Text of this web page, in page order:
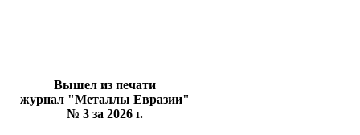
Вышел из печати
журнал "Металлы Евразии"
№ 3 за 2026 г.